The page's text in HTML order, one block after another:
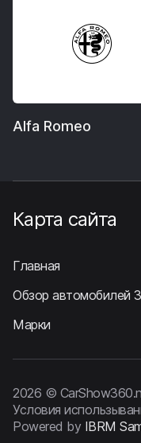
Alfa Romeo
Карта сайта
Главная
Обзор автомобилей
Марки
2026 ©
Условия
Powered by IBRM